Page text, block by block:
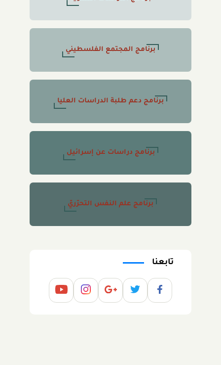
برنامج المجتمع الفلسطيني
برنامج دعم طلبة الدراسات العليا
برنامج دراسات عن إسرائيل
برنامج علم النفس التحرّريّ
تابعنا